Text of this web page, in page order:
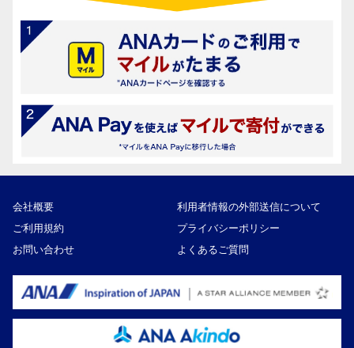
会社概要
利用者情報の外部送信について
ご利用規約
プライバシーポリシー
お問い合わせ
よくあるご質問